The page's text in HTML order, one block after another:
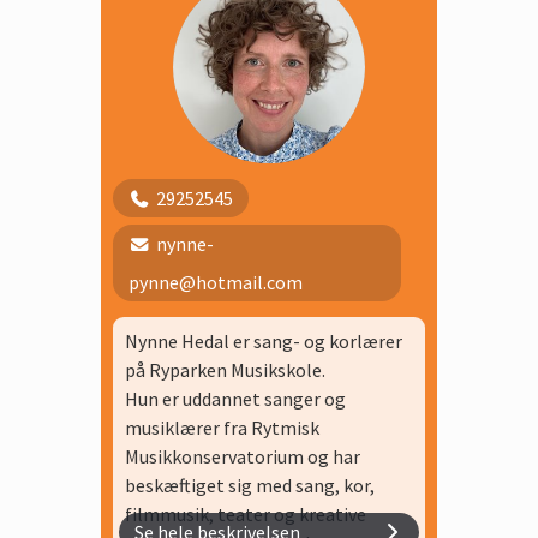
Store Kor
Voksenkor
29252545
nynne-
pynne@hotmail.com
Nynne Hedal er sang- og korlærer
på Ryparken Musikskole.
Hun er uddannet sanger og
musiklærer fra Rytmisk
Musikkonservatorium og har
beskæftiget sig med sang, kor,
filmmusik, teater og kreative
Se hele beskrivelsen